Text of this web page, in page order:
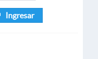
Ingresar